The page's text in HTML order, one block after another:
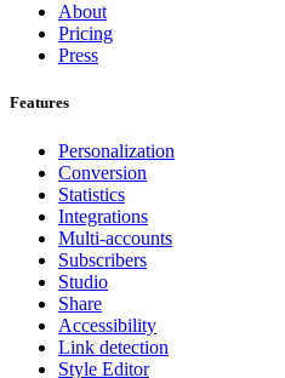
About
Pricing
Press
Features
Personalization
Conversion
Statistics
Integrations
Multi-accounts
Subscribers
Studio
Share
Accessibility
Link detection
Style Editor